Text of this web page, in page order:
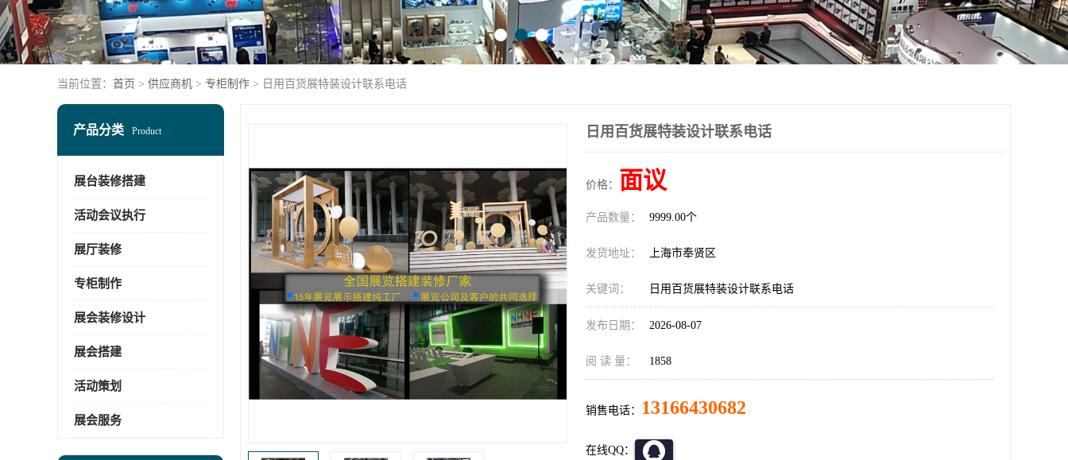
当前位置： 首页 > 供应商机 > 专柜制作 > 日用百货展特装设计联系电话
产品分类 Product
展台装修搭建
活动会议执行
展厅装修
专柜制作
展会装修设计
展会搭建
活动策划
展会服务
日用百货展特装设计联系电话
价格： 面议
产品数量： 9999.00个
发货地址： 上海市奉贤区
关键词： 日用百货展特装设计联系电话
发布日期： 2026-08-07
阅 读 量： 1858
销售电话： 13166430682
在线QQ：